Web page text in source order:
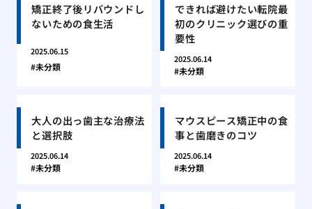
矯正終了後リバウンドし
ないための食生活
2025.06.15
未分類
できれば避けたい転院最
初のクリニック選びの重
要性
2025.06.14
未分類
大人の出っ歯主な治療法
と選択肢
2025.06.14
未分類
マウスピース矯正中の食
事と歯磨きのコツ
2025.06.14
未分類